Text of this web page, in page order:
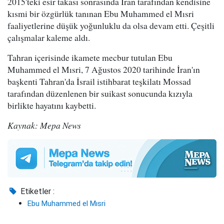
kısmi bir özgürlük tanınan Ebu Muhammed el Mısri
faaliyetlerine düşük yoğunluklu da olsa devam etti. Çeşitli
çalışmalar kaleme aldı.
Tahran içerisinde ikamete mecbur tutulan Ebu
Muhammed el Mısri, 7 Ağustos 2020 tarihinde İran'ın
başkenti Tahran'da İsrail istihbarat teşkilatı Mossad
tarafından düzenlenen bir suikast sonucunda kızıyla
birlikte hayatını kaybetti.
Kaynak: Mepa News
Etiketler :
Ebu Muhammed el Mısri